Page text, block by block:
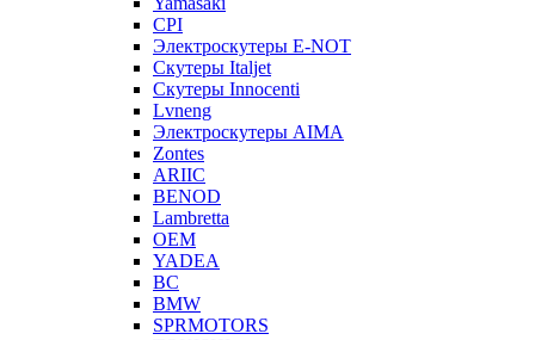
CPI
Электроскутеры E-NOT
Скутеры Italjet
Скутеры Innocenti
Lvneng
Электроскутеры AIMA
Zontes
ARIIC
BENOD
Lambretta
OEM
YADEA
BC
BMW
SPRMOTORS